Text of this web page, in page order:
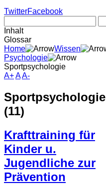
TwitterFacebook
Inhalt
Glossar
Home
Wissen
Psychologie
Sportpsychologie
A+AA-
Sportpsychologie
(11)
Krafttraining für
Kinder u.
Jugendliche zur
Prävention